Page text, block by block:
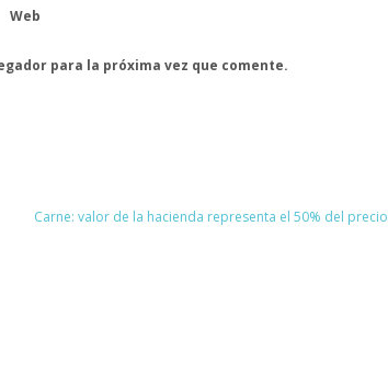
Web
para la próxima vez que comente.
Carne: valor de la hacienda representa el 50% del precio